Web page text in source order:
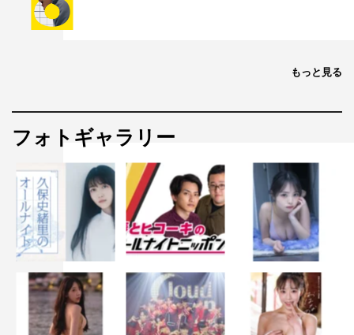
もっと見る
フォトギャラリー